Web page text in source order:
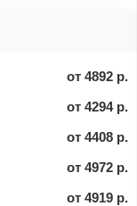
от 4892 р.
от 4294 р.
от 4408 р.
от 4972 р.
от 4919 р.